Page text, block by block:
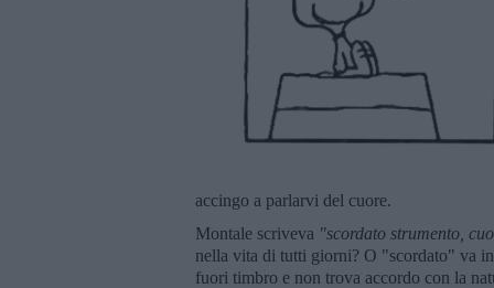
accingo a parlarvi del cuore.
Montale scriveva "scordato strumento,
nella vita di tutti giorni? O "scordato" va
fuori timbro e non trova accordo con la